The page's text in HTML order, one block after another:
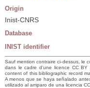
Origin
Inist-CNRS
Database
INIST identifier
Sauf mention contraire ci-dessus, le
dans le cadre d’une licence CC
content of this bibliographic record
A menos que se haya señalado
utilizado al amparo de una licencia